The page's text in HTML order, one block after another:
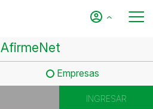
AfirmeNet
Empresas